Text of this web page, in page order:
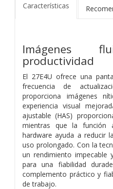
Características
Imágenes
productividad
El 27E4U ofrece una
frecuencia de
proporciona imágenes
experiencia visual
ajustable (HAS)
mientras que la función
hardware ayuda a reducir
uso prolongado. Con la
un rendimiento impecable
para una fiabilidad
complemento práctico y
de trabajo.